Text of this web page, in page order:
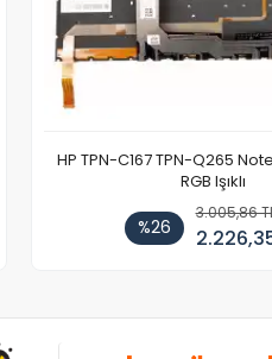
HP TPN-C167 TPN-Q265
RGB Işıklı
%26
3.005,86